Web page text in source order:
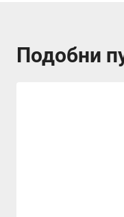
Подобни